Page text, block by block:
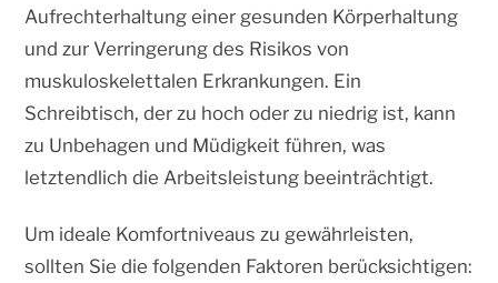
Aufrechterhaltung einer gesunden Körperhaltung
und zur Verringerung des Risikos von
muskuloskelettalen Erkrankungen. Ein
Schreibtisch, der zu hoch oder zu niedrig ist, kann
zu Unbehagen und Müdigkeit führen, was
letztendlich die Arbeitsleistung beeinträchtigt.
Um ideale Komfortniveaus zu gewährleisten,
sollten Sie die folgenden Faktoren berücksichtigen: